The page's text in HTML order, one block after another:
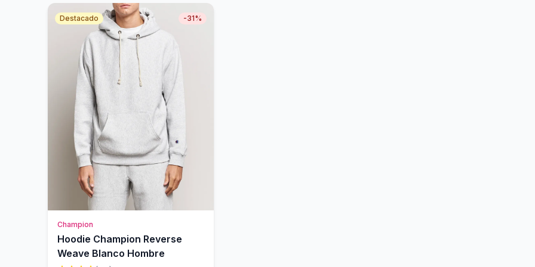
Destacado -31%
Champion
Hoodie Champion Reverse
Weave Blanco Hombre